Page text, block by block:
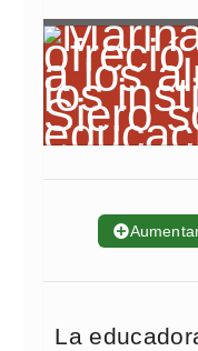
➕
La